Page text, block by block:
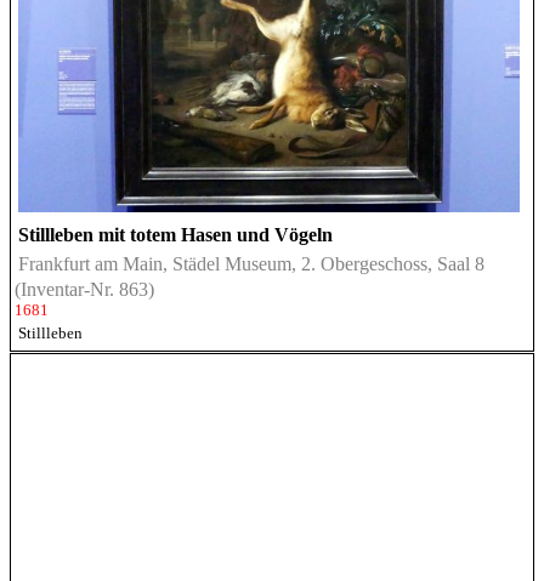
Stillleben mit totem Hasen und Vögeln
Frankfurt am Main, Städel Museum, 2. Obergeschoss, Saal 8
(Inventar-Nr. 863)
1681
Stillleben